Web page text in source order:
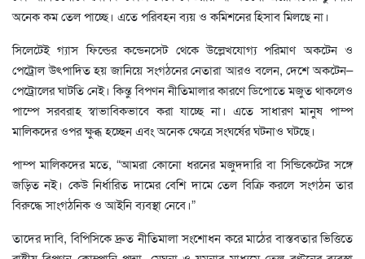
অনেক কম তেল পাচ্ছে। এতে পরিবহন ব্যয় ও কমিশনের হিসাব মিলছে না।
সিলেটেই গ্যাস ফিল্ডের কন্ডেনসেট থেকে উল্লেখযোগ্য পরিমাণ অকটেন ও
পেট্রোল উৎপাদিত হয় জানিয়ে সংগঠনের নেতারা আরও বলেন, দেশে অকটেন–
পেট্রোলের ঘাটতি নেই। কিন্তু বিপণন নীতিমালার কারণে ডিপোতে মজুত থাকলেও
পাম্পে সরবরাহ স্বাভাবিকভাবে করা যাচ্ছে না। এতে সাধারণ মানুষ পাম্প
মালিকদের ওপর ক্ষুব্ধ হচ্ছেন এবং অনেক ক্ষেত্রে সংঘর্ষের ঘটনাও ঘটছে।
পাম্প মালিকদের মতে, “আমরা কোনো ধরনের মজুদদারি বা সিন্ডিকেটের সঙ্গে
জড়িত নই। কেউ নির্ধারিত দামের বেশি দামে তেল বিক্রি করলে সংগঠন তার
বিরুদ্ধে সাংগঠনিক ও আইনি ব্যবস্থা নেবে।”
তাদের দাবি, বিপিসিকে দ্রুত নীতিমালা সংশোধন করে মাঠের বাস্তবতার ভিত্তিতে